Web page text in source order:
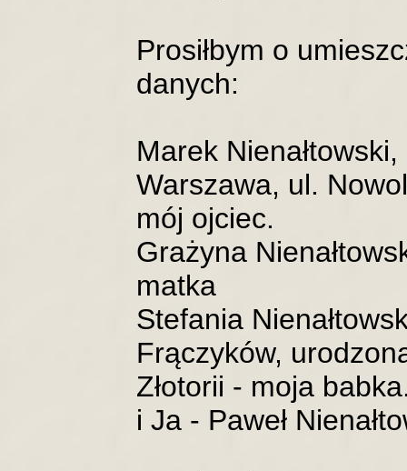
Prosiłbym o
danych:
Marek
Warszawa, ul.
mój ojciec.
Grażyna
matka
Stefania
Frączyków,
Złotorii - moja
i Ja - Paweł